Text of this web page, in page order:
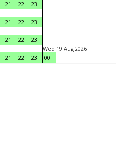
21 22
23
21 22
23
21 22
23
21 22 23
Wed 19 Aug 2026
00